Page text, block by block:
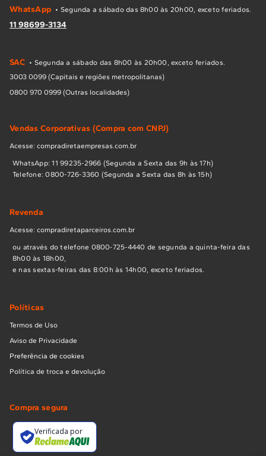
WhatsApp • Segunda a sábado das 8h00 às 20h00, exceto feriados.
11 98699-3134
SAC • Segunda a sábado das 8h00 às 20h00, exceto feriados.
3003 0099 (Capitais e regiões metropolitanas)
0800 970 0999 (Outras localidades)
Vendas Corporativas (Compra com CNPJ)
Acesse: compradiretaempresas.com.br
WhatsApp: 11 99235-2966 (Segunda a Sexta das 9h às 17h)
Telefone: 0800-726-3360 (Segunda a Sexta das 8h às 15h)
Revenda
Acesse: compradiretaparceiros.com.br
ou através do telefone 0800-725-4440 de segunda a quinta-feira das
8h00 às 18h00,
e nas sextas-feiras das 8:00h às 14h00, exceto feriados.
Políticas
Termos de Uso
Aviso de Privacidade
Preferência de cookies
Política de troca e devolução
Compra segura
Verificada por